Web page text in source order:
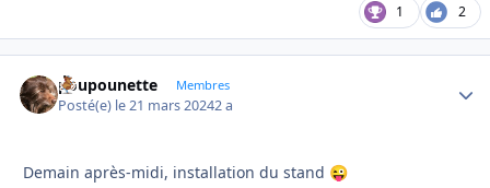
1 2
poupounette Membres
Posté(e) le 21 mars 20242 a
Demain après-midi, installation du stand 😜